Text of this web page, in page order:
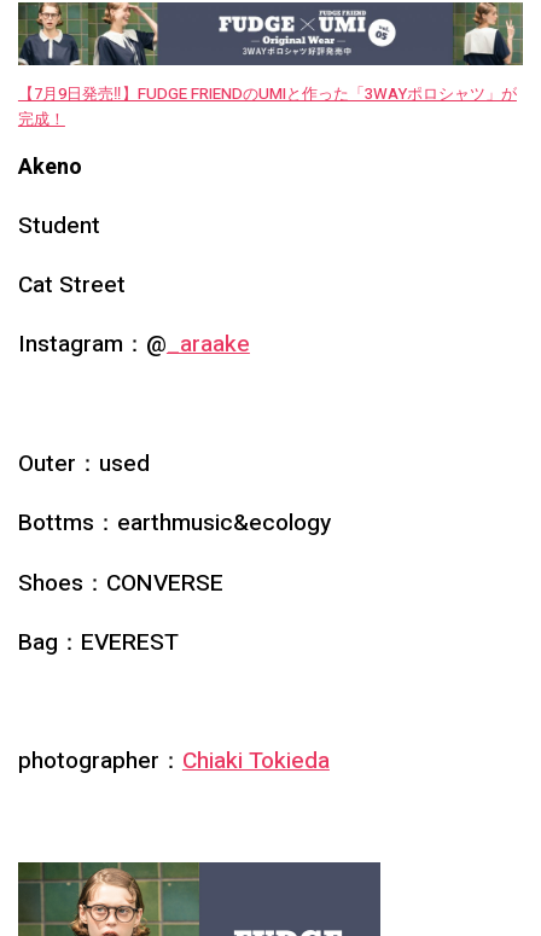
【7月9日発売‼︎】FUDGE FRIENDのUMIと作った「3WAYポロシャツ」が
完成！
Akeno
Student
Cat Street
Instagram：@_araake
Outer： used
Bottms： earthmusic&ecology
Shoes： CONVERSE
Bag： EVEREST
photographer： Chiaki Tokieda